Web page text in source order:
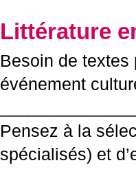
Littérature
Besoin de textes
événement
Pensez à la
spécialisés) et